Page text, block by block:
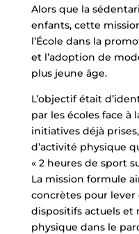
Alors que la
enfants, cette
l’École dans la
et l’adoption de
plus jeune âge.
L’objectif était
par les écoles face à
initiatives déjà
d’activité physique
« 2 heures de sport
La mission formule
concrètes pour lever
dispositifs actuels et
physique dans le